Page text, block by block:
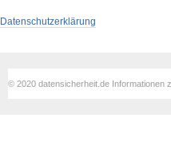
Datenschutzerklärung
© 2020 datensicherheit.de